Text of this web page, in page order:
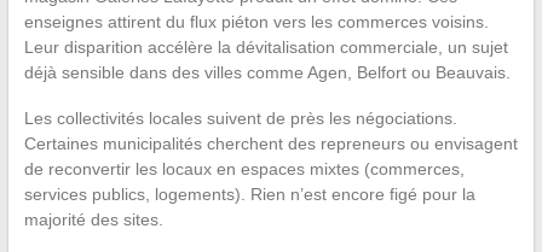
enseignes attirent du flux piéton vers les commerces voisins.
Leur disparition accélère la dévitalisation commerciale, un sujet
déjà sensible dans des villes comme Agen, Belfort ou Beauvais.
Les collectivités locales suivent de près les négociations.
Certaines municipalités cherchent des repreneurs ou envisagent
de reconvertir les locaux en espaces mixtes (commerces,
services publics, logements). Rien n’est encore figé pour la
majorité des sites.